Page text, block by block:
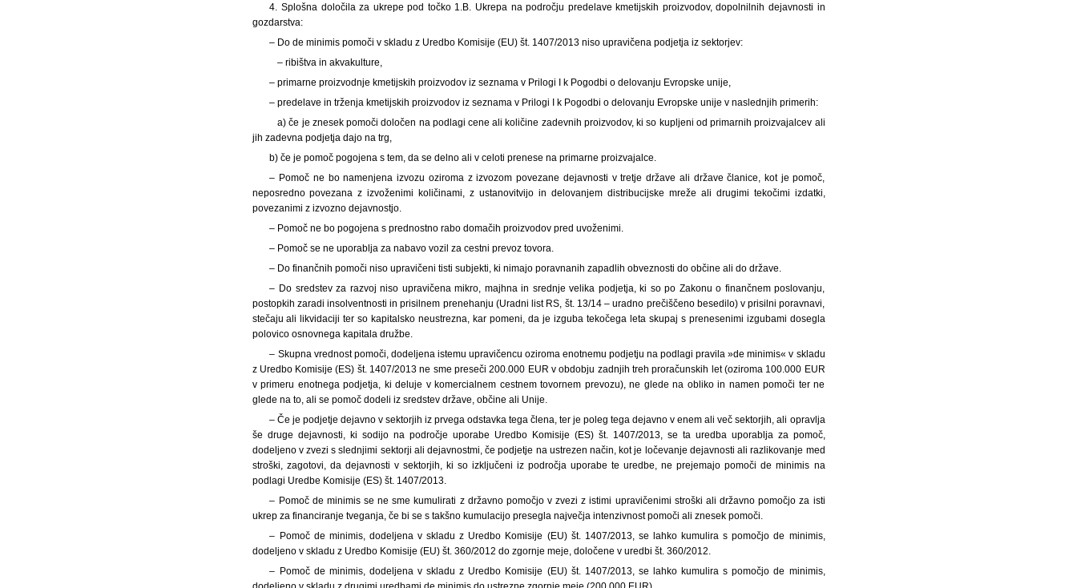
4. Splošna določila za ukrepe pod točko 1.B. Ukrepa na področju predelave kmetijskih proizvodov, dopolnilnih dejavnosti in
gozdarstva:
– Do de minimis pomoči v skladu z Uredbo Komisije (EU) št. 1407/2013 niso upravičena podjetja iz sektorjev:
– ribištva in akvakulture,
– primarne proizvodnje kmetijskih proizvodov iz seznama v Prilogi I k Pogodbi o delovanju Evropske unije,
– predelave in trženja kmetijskih proizvodov iz seznama v Prilogi I k Pogodbi o delovanju Evropske unije v naslednjih primerih:
a) če je znesek pomoči določen na podlagi cene ali količine zadevnih proizvodov, ki so kupljeni od primarnih proizvajalcev ali
jih zadevna podjetja dajo na trg,
b) če je pomoč pogojena s tem, da se delno ali v celoti prenese na primarne proizvajalce.
– Pomoč ne bo namenjena izvozu oziroma z izvozom povezane dejavnosti v tretje države ali države članice, kot je pomoč,
neposredno povezana z izvoženimi količinami, z ustanovitvijo in delovanjem distribucijske mreže ali drugimi tekočimi izdatki,
povezanimi z izvozno dejavnostjo.
– Pomoč ne bo pogojena s prednostno rabo domačih proizvodov pred uvoženimi.
– Pomoč se ne uporablja za nabavo vozil za cestni prevoz tovora.
– Do finančnih pomoči niso upravičeni tisti subjekti, ki nimajo poravnanih zapadlih obveznosti do občine ali do države.
– Do sredstev za razvoj niso upravičena mikro, majhna in srednje velika podjetja, ki so po Zakonu o finančnem poslovanju,
postopkih zaradi insolventnosti in prisilnem prenehanju (Uradni list RS, št. 13/14 – uradno prečiščeno besedilo) v prisilni poravnavi,
stečaju ali likvidaciji ter so kapitalsko neustrezna, kar pomeni, da je izguba tekočega leta skupaj s prenesenimi izgubami dosegla
polovico osnovnega kapitala družbe.
– Skupna vrednost pomoči, dodeljena istemu upravičencu oziroma enotnemu podjetju na podlagi pravila »de minimis« v skladu
z Uredbo Komisije (ES) št. 1407/2013 ne sme preseči 200.000 EUR v obdobju zadnjih treh proračunskih let (oziroma 100.000 EUR
v primeru enotnega podjetja, ki deluje v komercialnem cestnem tovornem prevozu), ne glede na obliko in namen pomoči ter ne
glede na to, ali se pomoč dodeli iz sredstev države, občine ali Unije.
– Če je podjetje dejavno v sektorjih iz prvega odstavka tega člena, ter je poleg tega dejavno v enem ali več sektorjih, ali opravlja
še druge dejavnosti, ki sodijo na področje uporabe Uredbo Komisije (ES) št. 1407/2013, se ta uredba uporablja za pomoč,
dodeljeno v zvezi s slednjimi sektorji ali dejavnostmi, če podjetje na ustrezen način, kot je ločevanje dejavnosti ali razlikovanje med
stroški, zagotovi, da dejavnosti v sektorjih, ki so izključeni iz področja uporabe te uredbe, ne prejemajo pomoči de minimis na
podlagi Uredbe Komisije (ES) št. 1407/2013.
– Pomoč de minimis se ne sme kumulirati z državno pomočjo v zvezi z istimi upravičenimi stroški ali državno pomočjo za isti
ukrep za financiranje tveganja, če bi se s takšno kumulacijo presegla največja intenzivnost pomoči ali znesek pomoči.
– Pomoč de minimis, dodeljena v skladu z Uredbo Komisije (EU) št. 1407/2013, se lahko kumulira s pomočjo de minimis,
dodeljeno v skladu z Uredbo Komisije (EU) št. 360/2012 do zgornje meje, določene v uredbi št. 360/2012.
– Pomoč de minimis, dodeljena v skladu z Uredbo Komisije (EU) št. 1407/2013, se lahko kumulira s pomočjo de minimis,